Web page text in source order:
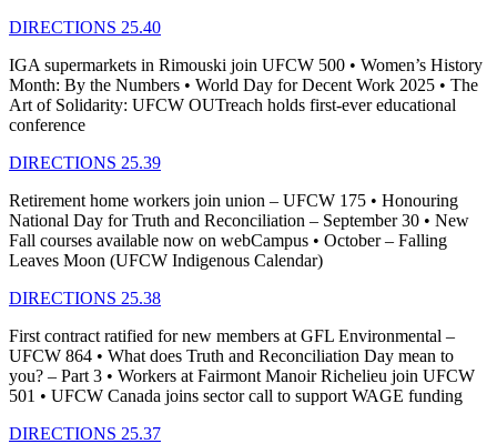
DIRECTIONS 25.40
IGA supermarkets in Rimouski join UFCW 500 • Women’s History
Month: By the Numbers • World Day for Decent Work 2025 • The
Art of Solidarity: UFCW OUTreach holds first-ever educational
conference
DIRECTIONS 25.39
Retirement home workers join union – UFCW 175 • Honouring
National Day for Truth and Reconciliation – September 30 • New
Fall courses available now on webCampus • October – Falling
Leaves Moon (UFCW Indigenous Calendar)
DIRECTIONS 25.38
First contract ratified for new members at GFL Environmental –
UFCW 864 • What does Truth and Reconciliation Day mean to
you? – Part 3 • Workers at Fairmont Manoir Richelieu join UFCW
501 • UFCW Canada joins sector call to support WAGE funding
DIRECTIONS 25.37